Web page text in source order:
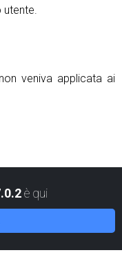
utente.
veniva applicata ai
è qui